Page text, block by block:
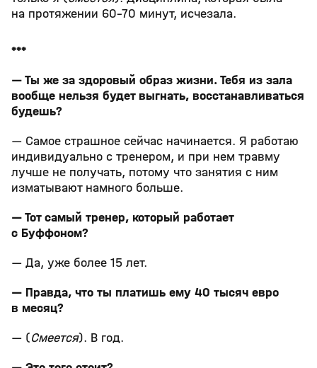
на протяжении 60-70 минут, исчезала.
***
— Ты же за здоровый образ жизни. Тебя из зала
вообще нельзя будет выгнать, восстанавливаться
будешь?
— Самое страшное сейчас начинается. Я работаю
индивидуально с тренером, и при нем травму
лучше не получать, потому что занятия с ним
изматывают намного больше.
— Тот самый тренер, который работает
с Буффоном?
— Да, уже более 15 лет.
— Правда, что ты платишь ему 40 тысяч евро
в месяц?
— (Смеется). В год.